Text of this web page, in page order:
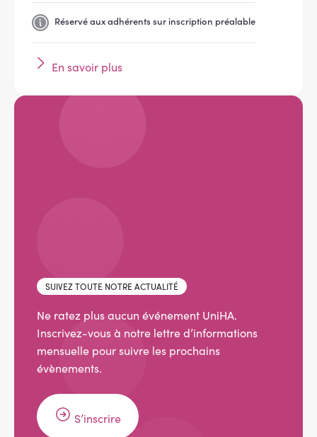
Réservé aux adhérents sur inscription préalable
En savoir plus
SUIVEZ TOUTE NOTRE ACTUALITÉ
Ne ratez plus aucun événement UniHA.
Inscrivez-vous à notre lettre d’informations
mensuelle pour suivre les prochains
évènements.
S’inscrire